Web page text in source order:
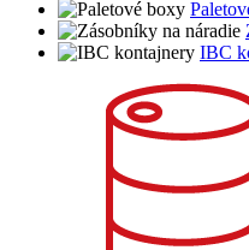
IBC